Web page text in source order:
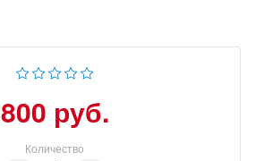
800 руб.
Количество